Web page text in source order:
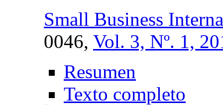
Small Business
0046, Vol. 3, Nº. 1,
Resumen
Texto completo